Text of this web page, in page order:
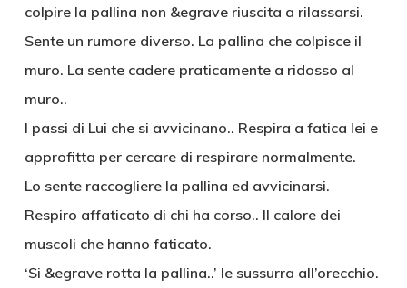
colpire la pallina non &egrave riuscita a rilassarsi.
Sente un rumore diverso. La pallina che colpisce il
muro. La sente cadere praticamente a ridosso al
muro..
I passi di Lui che si avvicinano.. Respira a fatica lei e
approfitta per cercare di respirare normalmente.
Lo sente raccogliere la pallina ed avvicinarsi.
Respiro affaticato di chi ha corso.. Il calore dei
muscoli che hanno faticato.
‘Si &egrave rotta la pallina..’ le sussurra all’orecchio.